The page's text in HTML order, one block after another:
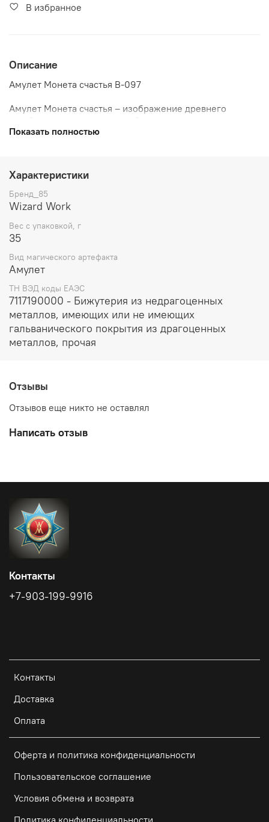
В избранное
Описание
Амулет Монета счастья В-097
Амулет Монета счастья – изображение древнего
благополучне в ваш дом.
Показать полностью
Характеристики
Бренд_85
Wizard Work
Вес с упаковкой, г
35
Вид магического артефакта
Амулет
ТН ВЭД коды ЕАЭС
7117190000 - Бижутерия из недрагоценных
металлов, имеющих или не имеющих
гальванического покрытия из драгоценных
металлов, прочая
Отзывы
Отзывов еще никто не оставлял
Написать отзыв
Контакты
Доставка
Оплата
Оферта и политика конфиденциальности
Пользовательское соглашение
Условия обмена и возврата
Политика конфиденциальности
Контакты
+7-903-199-9916